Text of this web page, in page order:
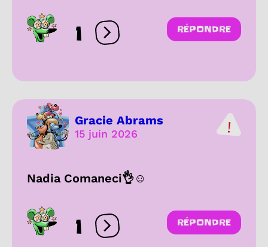
1 Ouvrir les réactions
RÉPONDRE
Gracie Abrams
15 juin 2026
Nadia Comaneci👌☺️
1 Ouvrir les réactions
RÉPONDRE